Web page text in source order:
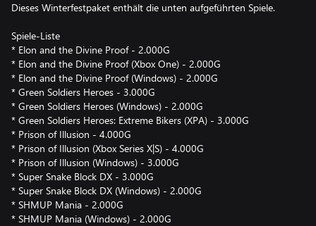
Dieses Winterfestpaket enthält die unten aufgeführten Spiele.
Spiele-Liste
* Elon and the Divine Proof - 2.000G
* Elon and the Divine Proof (Xbox One) - 2.000G
* Elon and the Divine Proof (Windows) - 2.000G
* Green Soldiers Heroes - 3.000G
* Green Soldiers Heroes (Windows) - 2.000G
* Green Soldiers Heroes: Extreme Bikers (XPA) - 3.000G
* Prison of Illusion - 4.000G
* Prison of Illusion (Xbox Series X|S) - 4.000G
* Prison of Illusion (Windows) - 3.000G
* Super Snake Block DX - 3.000G
* Super Snake Block DX (Windows) - 2.000G
* SHMUP Mania - 2.000G
* SHMUP Mania (Windows) - 2.000G